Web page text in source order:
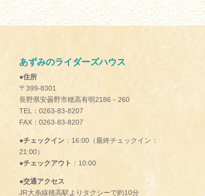
あずみのライダーズハウス
●住所
〒399-8301
長野県安曇野市穂高有明2186－260
TEL：0263-83-8207
FAX：0263-83-8207
●チェックイン：16:00（最終チェックイン：
21:00）
●チェックアウト ：10:00
●交通アクセス
JR大糸線穂高駅よりタクシーで約10分